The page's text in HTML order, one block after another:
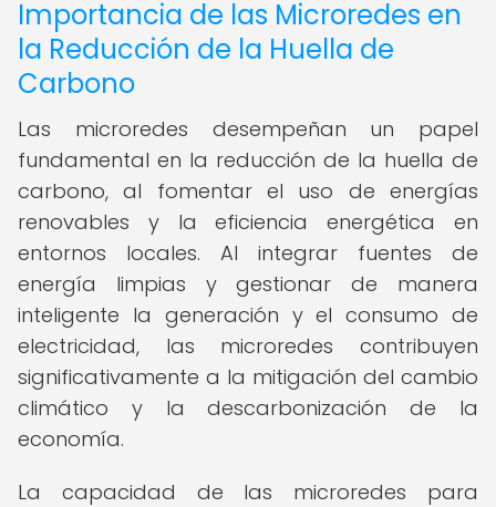
Importancia de las Microredes en
la Reducción de la Huella de
Carbono
Las microredes desempeñan un papel
fundamental en la reducción de la huella de
carbono, al fomentar el uso de energías
renovables y la eficiencia energética en
entornos locales. Al integrar fuentes de
energía limpias y gestionar de manera
inteligente la generación y el consumo de
electricidad, las microredes contribuyen
significativamente a la mitigación del cambio
climático y la descarbonización de la
economía.
La capacidad de las microredes para